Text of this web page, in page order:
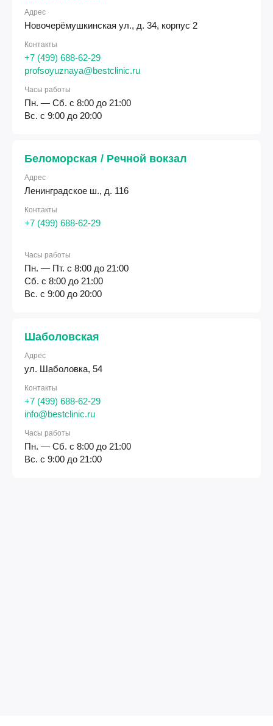
Адрес
Новочерёмушкинская ул., д. 34, корпус 2
Контакты
+7 (499) 688-62-29
profsoyuznaya@bestclinic.ru
Часы работы
Пн. — Сб. с 8:00 до 21:00
Вс. с 9:00 до 20:00
Беломорская / Речной вокзал
Адрес
Ленинградское ш., д. 116
Контакты
+7 (499) 688-62-29
Часы работы
Пн. — Пт. с 8:00 до 21:00
Сб. с 8:00 до 21:00
Вс. с 9:00 до 20:00
Шаболовская
Адрес
ул. Шаболовка, 54
Контакты
+7 (499) 688-62-29
info@bestclinic.ru
Часы работы
Пн. — Сб. с 8:00 до 21:00
Вс. с 9:00 до 21:00